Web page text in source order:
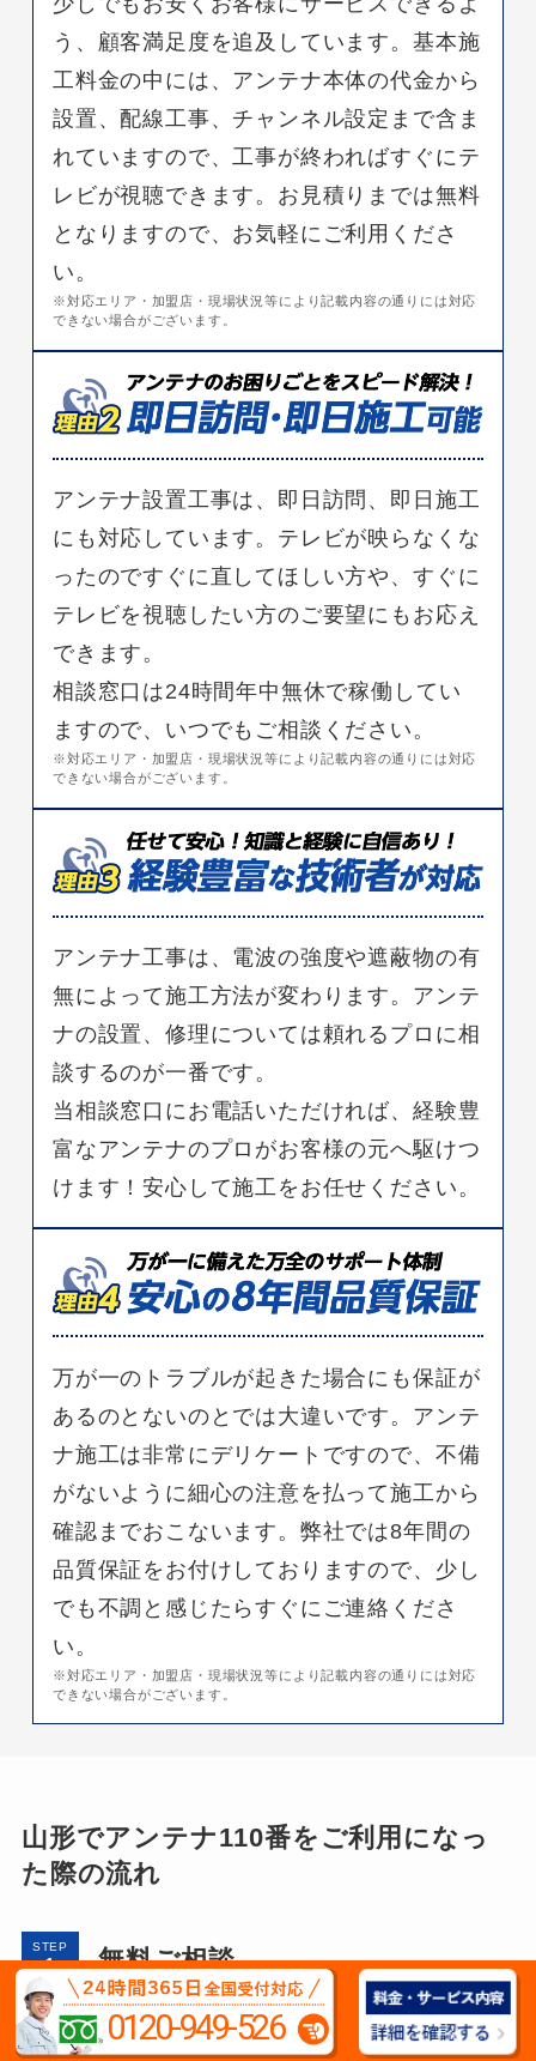
う、顧客満足度を追及しています。基本施
工料金の中には、アンテナ本体の代金から
設置、配線工事、チャンネル設定まで含ま
れていますので、工事が終わればすぐにテ
レビが視聴できます。お見積りまでは無料
となりますので、お気軽にご利用くださ
い。
※対応エリア・加盟店・現場状況等により記載内容の通りには対応
できない場合がございます。
アンテナ設置工事は、即日訪問、即日施工
にも対応しています。テレビが映らなくな
ったのですぐに直してほしい方や、すぐに
テレビを視聴したい方のご要望にもお応え
できます。
相談窓口は24時間年中無休で稼働してい
ますので、いつでもご相談ください。
※対応エリア・加盟店・現場状況等により記載内容の通りには対応
できない場合がございます。
アンテナ工事は、電波の強度や遮蔽物の有
無によって施工方法が変わります。アンテ
ナの設置、修理については頼れるプロに相
談するのが一番です。
当相談窓口にお電話いただければ、経験豊
富なアンテナのプロがお客様の元へ駆けつ
けます！安心して施工をお任せください。
万が一のトラブルが起きた場合にも保証が
あるのとないのとでは大違いです。アンテ
ナ施工は非常にデリケートですので、不備
がないように細心の注意を払って施工から
確認までおこないます。弊社では8年間の
品質保証をお付けしておりますので、少し
でも不調と感じたらすぐにご連絡くださ
い。
※対応エリア・加盟店・現場状況等により記載内容の通りには対応
できない場合がございます。
山形でアンテナ110番をご利用になっ
た際の流れ
STEP 無料ご相談
0120-949-526